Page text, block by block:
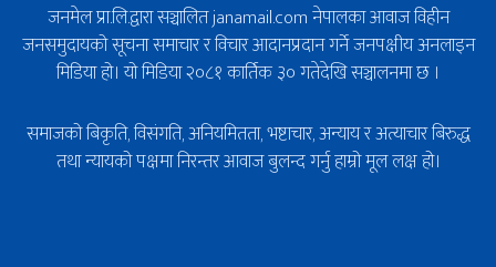
जनमेल प्रा.लि.द्वारा सञ्चालित janamail.com नेपालका आवाज विहीन
जनसमुदायको सूचना समाचार र विचार आदानप्रदान गर्ने जनपक्षीय अनलाइन
मिडिया हो। यो मिडिया २०८१ कार्तिक ३० गतेदेखि सञ्चालनमा छ ।
समाजको बिकृति, विसंगति, अनियमितता, भष्टाचार, अन्याय र अत्याचार बिरुद्ध
तथा न्यायको पक्षमा निरन्तर आवाज बुलन्द गर्नु हाम्रो मूल लक्ष हो।